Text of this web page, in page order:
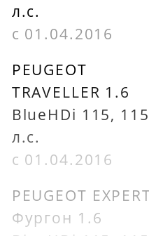
л.с.
с 01.04.2016
PEUGEOT
TRAVELLER 1.6
BlueHDi 115, 115
л.с.
с 01.04.2016
PEUGEOT
Фургон 1.6